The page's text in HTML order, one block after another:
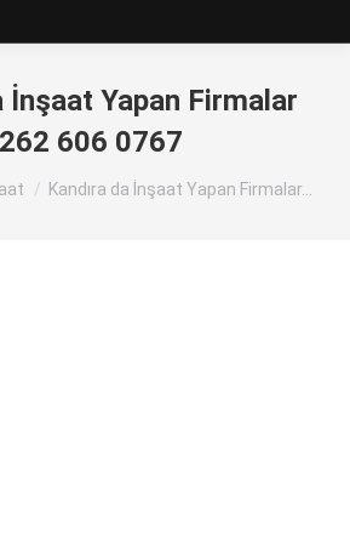
İnşaat Yapan Firmalar
606 0767
Kandıra da İnşaat Yapan Firmalar…